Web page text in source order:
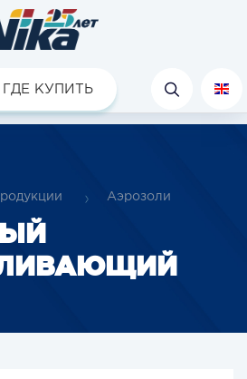
ГДЕ КУПИТЬ
Аэрозоли